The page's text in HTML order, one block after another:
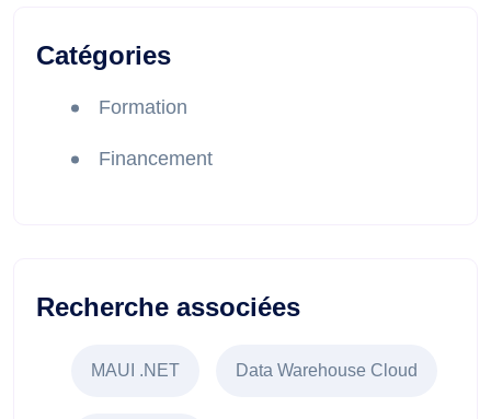
Catégories
Formation
Financement
Recherche associées
MAUI .NET Data Warehouse Cloud